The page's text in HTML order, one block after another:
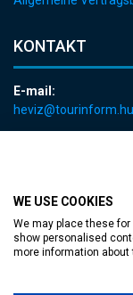
WE USE COOKIES
We may place these
show personalised
more information
KONTAKT
E-mail:
heviz@tourinform.hu